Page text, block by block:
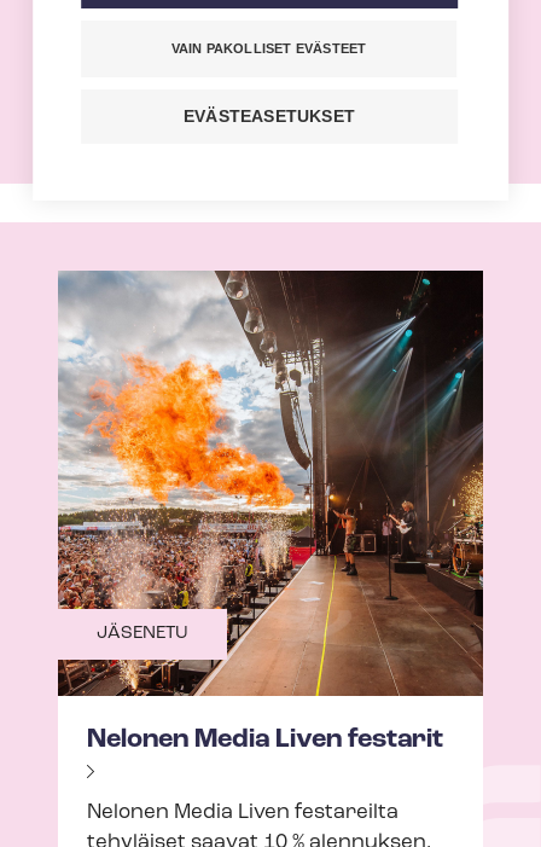
erilaisista tapahtumista, kuten
JÄSENETU
Nelonen Media Liven festarit
Nelonen Media Liven festareilta
tehyläiset saavat 10 % alennuksen.
VAIN PAKOLLISET EVÄSTEET
EVÄSTEASETUKSET